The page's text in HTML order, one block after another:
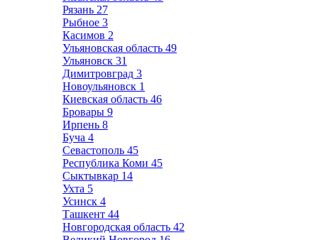
Рязань 27
Рыбное 3
Касимов 2
Ульяновская область 49
Ульяновск 31
Димитровград 3
Новоульяновск 1
Киевская область 46
Бровары 9
Ирпень 8
Буча 4
Севастополь 45
Республика Коми 45
Сыктывкар 14
Ухта 5
Усинск 4
Ташкент 44
Новгородская область 42